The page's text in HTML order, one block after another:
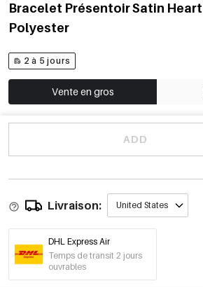
Bracelet Présentoir Satin
Polyester
2 à 5 jours
Vente en gros
ADD
Livraison: United States
DHL Express Air
Temps de transit 2 jours
ouvrables